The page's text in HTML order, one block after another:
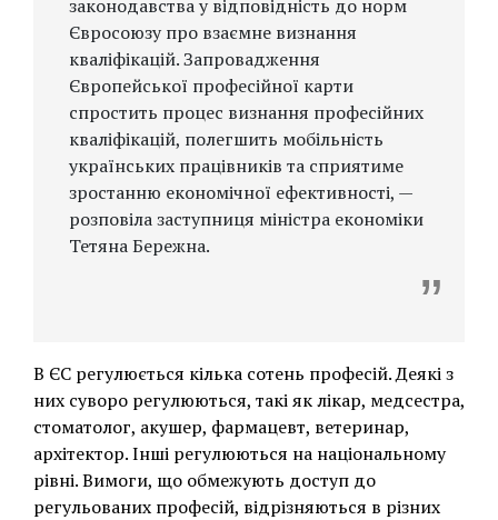
законодавства у відповідність до норм
Євросоюзу про взаємне визнання
кваліфікацій. Запровадження
Європейської професійної карти
спростить процес визнання професійних
кваліфікацій, полегшить мобільність
українських працівників та сприятиме
зростанню економічної ефективності, —
розповіла заступниця міністра економіки
Тетяна Бережна.
В ЄС регулюється кілька сотень професій. Деякі з
них суворо регулюються, такі як лікар, медсестра,
стоматолог, акушер, фармацевт, ветеринар,
архітектор. Інші регулюються на національному
рівні. Вимоги, що обмежують доступ до
регульованих професій, відрізняються в різних